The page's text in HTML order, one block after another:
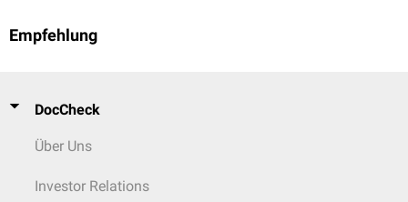
Empfehlung
DocCheck
Über Uns
Investor Relations